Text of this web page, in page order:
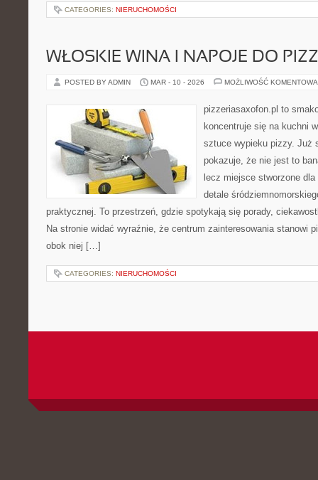
CATEGORIES: NIERUCHOMOŚCI
WŁOSKIE WINA I NAPOJE DO
POSTED BY ADMIN MAR - 10 - 2026 MOŻLIWOŚĆ
pizzeriasaxofon.pl to
koncentruje się na kuchni
sztuce wypieku pizzy. Już
pokazuje, że nie jest to
lecz miejsce stworzone
detale
praktycznej. To przestrzeń, gdzie spotykają się porady,
Na stronie widać wyraźnie, że centrum zainteresowania stanowi
obok niej […]
CATEGORIES: NIERUCHOMOŚCI